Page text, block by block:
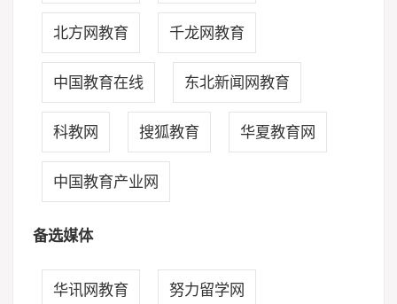
北方网教育 千龙网教育
中国教育在线 东北新闻网教育
科教网 搜狐教育 华夏教育网
中国教育产业网
备选媒体
华讯网教育 努力留学网